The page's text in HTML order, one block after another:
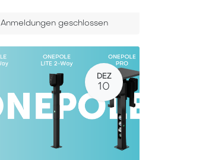
Anmeldungen geschlossen
DEZ
10